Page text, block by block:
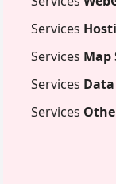
Services
Services Map
Services Data
Services